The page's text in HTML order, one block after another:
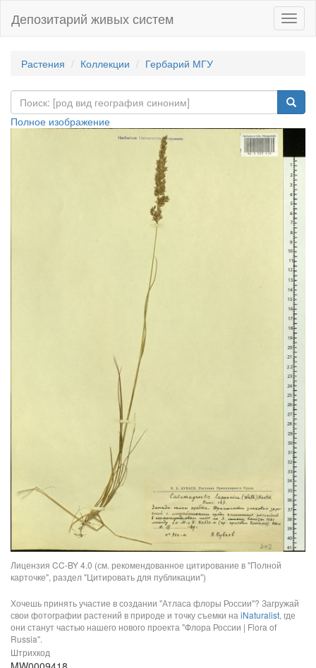
Депозитарий живых систем
Растения Коллекции Гербарий МГУ
Полное изображение
Лицензия CC-BY 4.0 (см. рекомендованное цитирование в "Полной
карточке", раздел "Цитировать для публикации")
Хочешь принять участие в создании "Атласа флоры России"? Загружай
свои фотографии растений в природе и точку съемки на iNaturalist, где
они станут частью нашего нового проекта "Флора России | Flora of
Russia".
Штрихкод